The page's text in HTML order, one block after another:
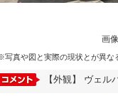
画
写真や図と実際の現状とが異な
【外観】 ヴェ